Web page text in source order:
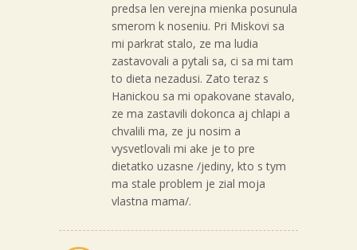
predsa len verejna mienka posunula
smerom k noseniu. Pri Miskovi sa
mi parkrat stalo, ze ma ludia
zastavovali a pytali sa, ci sa mi tam
to dieta nezadusi. Zato teraz s
Hanickou sa mi opakovane stavalo,
ze ma zastavili dokonca aj chlapi a
chvalili ma, ze ju nosim a
vysvetlovali mi ake je to pre
dietatko uzasne /jediny, kto s tym
ma stale problem je zial moja
vlastna mama/.